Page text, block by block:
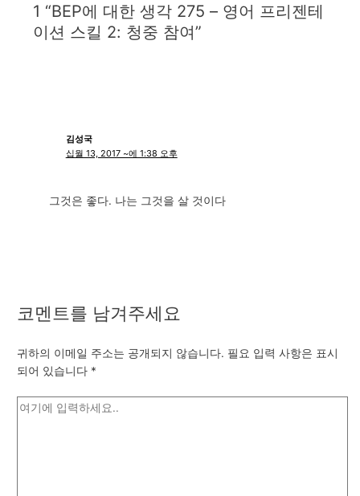
1 “BEP에 대한 생각 275 – 영어 프리젠테
이션 스킬 2: 청중 참여”
김성국
십월 13, 2017 ~에 1:38 오후
그것은 좋다. 나는 그것을 살 것이다
코멘트를 남겨주세요
귀하의 이메일 주소는 공개되지 않습니다. 필요 입력 사항은 표시
되어 있습니다 *